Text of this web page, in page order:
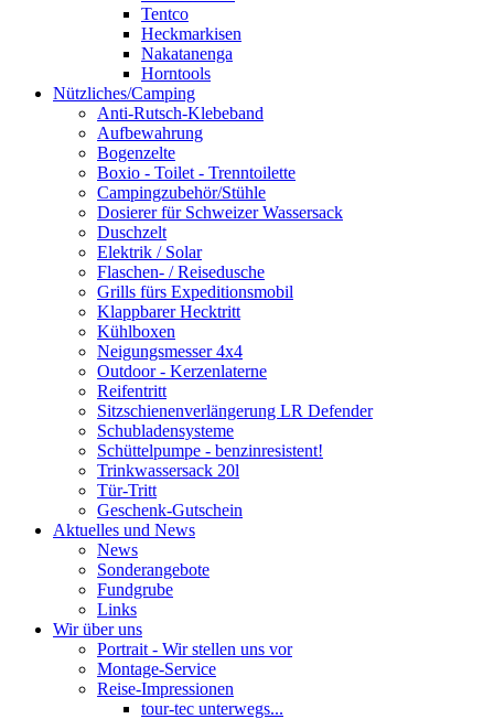
Tentco
Heckmarkisen
Nakatanenga
Horntools
Nützliches/Camping
Anti-Rutsch-Klebeband
Aufbewahrung
Bogenzelte
Boxio - Toilet - Trenntoilette
Campingzubehör/Stühle
Dosierer für Schweizer Wassersack
Duschzelt
Elektrik / Solar
Flaschen- / Reisedusche
Grills fürs Expeditionsmobil
Klappbarer Hecktritt
Kühlboxen
Neigungsmesser 4x4
Outdoor - Kerzenlaterne
Reifentritt
Sitzschienenverlängerung LR Defender
Schubladensysteme
Schüttelpumpe - benzinresistent!
Trinkwassersack 20l
Tür-Tritt
Geschenk-Gutschein
Aktuelles und News
News
Sonderangebote
Fundgrube
Links
Wir über uns
Portrait - Wir stellen uns vor
Montage-Service
Reise-Impressionen
tour-tec unterwegs...